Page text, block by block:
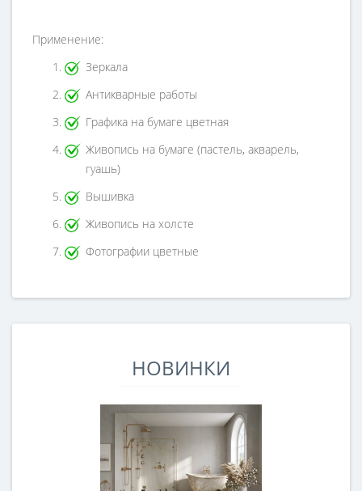
Применение:
Зеркала
Антикварные работы
Графика на бумаге цветная
Живопись на бумаге (пастель, акварель,
гуашь)
Вышивка
Живопись на холсте
Фотографии цветные
НОВИНКИ